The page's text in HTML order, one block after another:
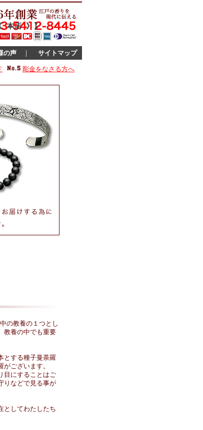
本店 》】
の声 ｜ サイトマップ
彫金をなさる方へ
の教養の１つとし
教養の中でも重要
とする種子曼荼羅
ございます。
目にすることはご
りなどで見る事が
としてわたしたち